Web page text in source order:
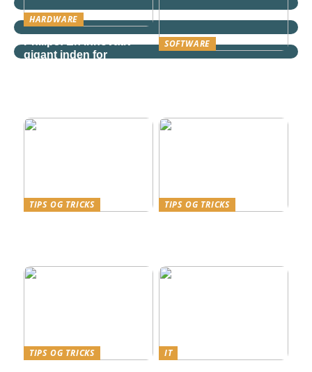
HARDWARE
gigant inden for
SOFTWARE
TIPS OG TRICKS
TIPS OG TRICKS
TIPS OG TRICKS
IT